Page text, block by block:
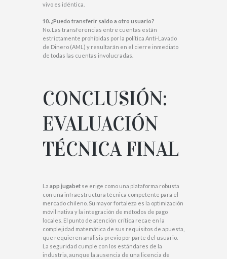
vivo es idéntica.
10. ¿Puedo transferir saldo a otro usuario?
No. Las transferencias entre cuentas están
estrictamente prohibidas por la política Anti-Lavado
de Dinero (AML) y resultarán en el cierre inmediato
de todas las cuentas involucradas.
CONCLUSIÓN:
EVALUACIÓN
TÉCNICA FINAL
La app jugabet se erige como una plataforma robusta
con una infraestructura técnica competente para el
mercado chileno. Su mayor fortaleza es la optimización
móvil nativa y la integración de métodos de pago
locales. El punto de atención crítica recae en la
complejidad matemática de sus requisitos de apuesta,
que requieren análisis previo por parte del usuario.
La seguridad cumple con los estándares de la
industria, aunque la ausencia de una licencia de